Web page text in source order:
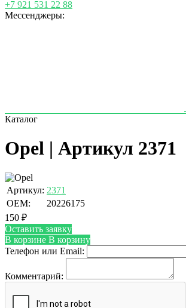
+7 921 531 22 88
Мессенджеры:
Каталог
Opel | Артикул 2371
Артикул: 2371
OEM:
20226175
150 ₽
Оставить заявку
В корзине В корзину
Телефон или Email:
Комментарий: